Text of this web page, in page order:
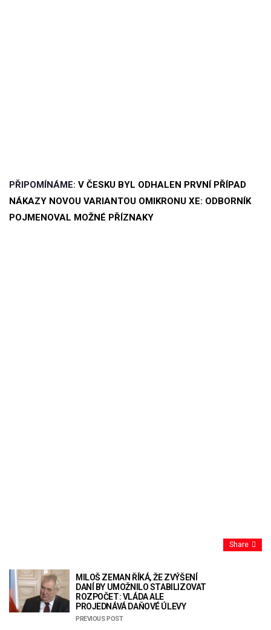
PŘIPOMÍNÁME: V ČESKU BYL ODHALEN PRVNÍ PŘÍPAD
NÁKAZY NOVOU VARIANTOU OMIKRONU XE: ODBORNÍK
POJMENOVAL MOŽNÉ PŘÍZNAKY
Share
MILOŠ ZEMAN ŘÍKÁ, ŽE ZVÝŠENÍ
DANÍ BY UMOŽNILO STABILIZOVAT
ROZPOČET: VLÁDA ALE
PROJEDNÁVÁ DAŇOVÉ ÚLEVY
PREVIOUS POST